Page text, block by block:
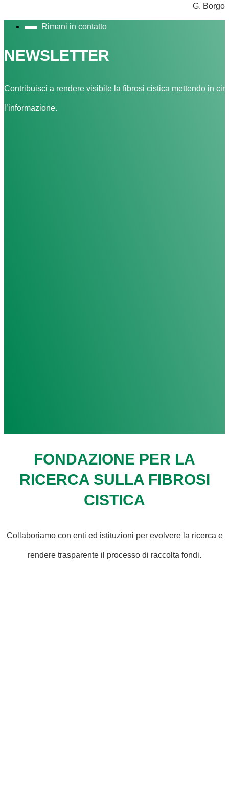
G. Borgo
Rimani in contatto
NEWSLETTER
Contribuisci a rendere visibile la fibrosi cistica mettendo in
l’informazione.
FONDAZIONE PER LA
RICERCA SULLA FIBROSI
CISTICA
Collaboriamo con enti ed istituzioni per evolvere la ricerca e
rendere trasparente il processo di raccolta fondi.